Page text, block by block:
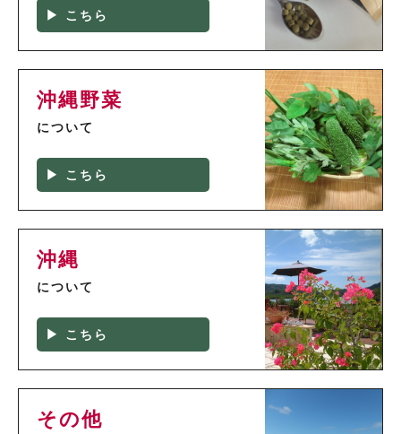
▶ こちら
沖縄野菜
について
▶ こちら
沖縄
について
▶ こちら
その他